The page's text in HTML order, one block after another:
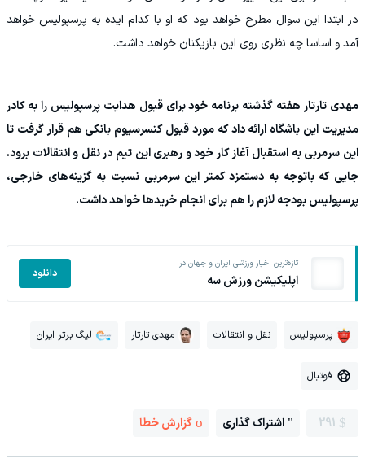
در ابتدا این سوال مطرح خواهد بود که او با کدام ایده به پرسپولیس خواهد
آمد و اساسا چه نظری روی این بازیکنان خواهد داشت.
مهدی تارتار هفته گذشته برنامه خود برای قبول هدایت پرسپولیس را به کادر
مدیریت این باشگاه ارائه داد که مورد قبول کنسرسیوم بانکی هم قرار گرفت تا
این سرمربی به استقبال آغاز کار خود و رهبری این تیم در نقل و انتقالات برود.
جایی که باتوجه به دستمزد کمتر این سرمربی نسبت به گزینه‌های خارجی،
پرسپولیس بودجه لازم را هم برای انجام خریدها خواهد داشت.
تازه‌ترین اخبار ورزشی ایران و جهان در
اپلیکیشن ورزش سه دانلود
پرسپولیس نقل و انتقالات مهدی تارتار لیگ برتر ایران
فوتبال
291 اشتراک گذاری گزارش خطا